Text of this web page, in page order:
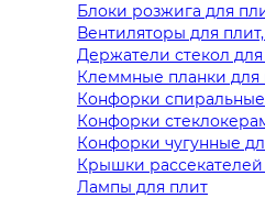
Блоки розжига для
Вентиляторы для
Держатели стекол
Клеммные планки для
Конфорки
Конфорки
Конфорки чугунные
Крышки рассекателей
Лампы для плит